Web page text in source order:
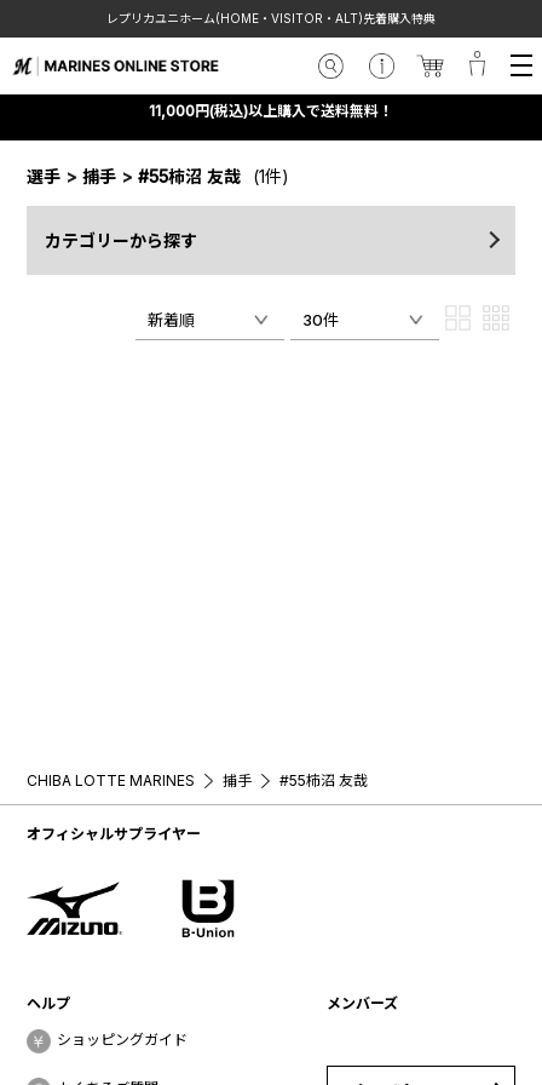
レプリカユニホーム(HOME・VISITOR・ALT)先着購入特典
11,000円(税込)以上購入で送料無料！
選手 >捕手 >#55柿沼 友哉 (1件)
カテゴリーから探す
新着順 30件
CHIBA LOTTE MARINES 捕手 #55柿沼 友哉
オフィシャルサプライヤー
ヘルプ
ショッピングガイド
メンバーズ